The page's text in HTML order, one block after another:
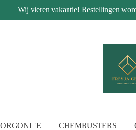
Wij vieren vakantie! Bestellingen
ORGONITE CHEMBUSTERS